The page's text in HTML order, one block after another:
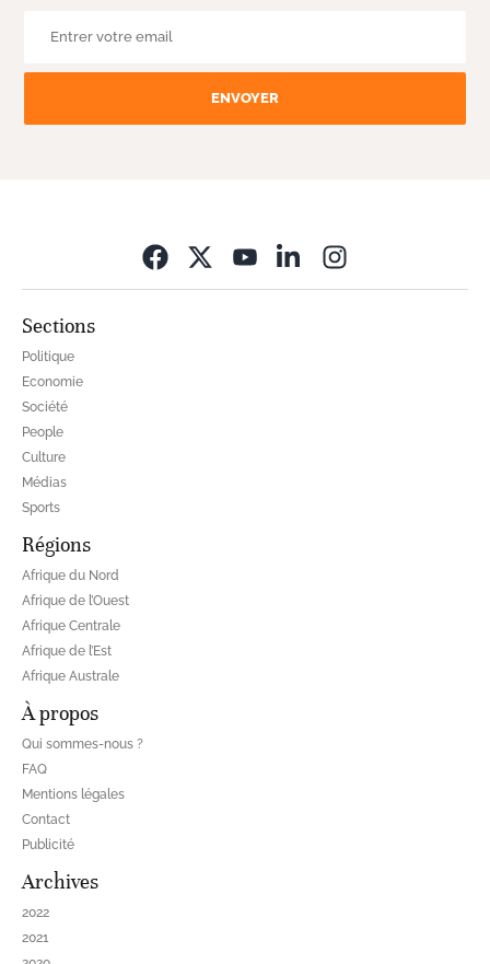
ENVOYER
Sections
Politique
Economie
Société
People
Culture
Médias
Sports
Régions
Afrique du Nord
Afrique de l’Ouest
Afrique Centrale
Afrique de l’Est
Afrique Australe
À propos
Qui sommes-nous ?
FAQ
Mentions légales
Contact
Publicité
Archives
2022
2021